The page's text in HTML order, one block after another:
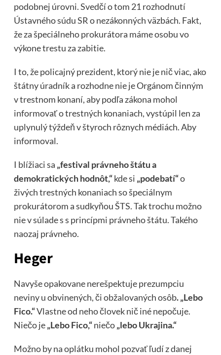
podobnej úrovni. Svedčí o tom 21 rozhodnutí
Ústavného súdu SR o nezákonných väzbách. Fakt,
že za špeciálneho prokurátora máme osobu vo
výkone trestu za zabitie.
I to, že policajný prezident, ktorý nie je nič viac, ako
štátny úradník a rozhodne nie je Orgánom činným
v trestnom konaní, aby podľa zákona mohol
informovať o trestných konaniach, vystúpil len za
uplynulý týždeň v štyroch rôznych médiách. Aby
informoval.
I blížiaci sa „festival právneho štátu a
demokratických hodnôt,“kde si „podebatí“o
živých trestných konaniach so špeciálnym
prokurátorom a sudkyňou ŠTS. Tak trochu možno
nie v súlade s s princípmi právneho štátu. Takého
naozaj právneho.
Heger
Navyše opakovane nerešpektuje prezumpciu
neviny u obvinených, či obžalovaných osôb. „Lebo
Fico.“Vlastne od neho človek nič iné nepočuje.
Niečo je„Lebo Fico,“niečo„lebo Ukrajina.“
Možno by na oplátku mohol pozvať ľudí z danej